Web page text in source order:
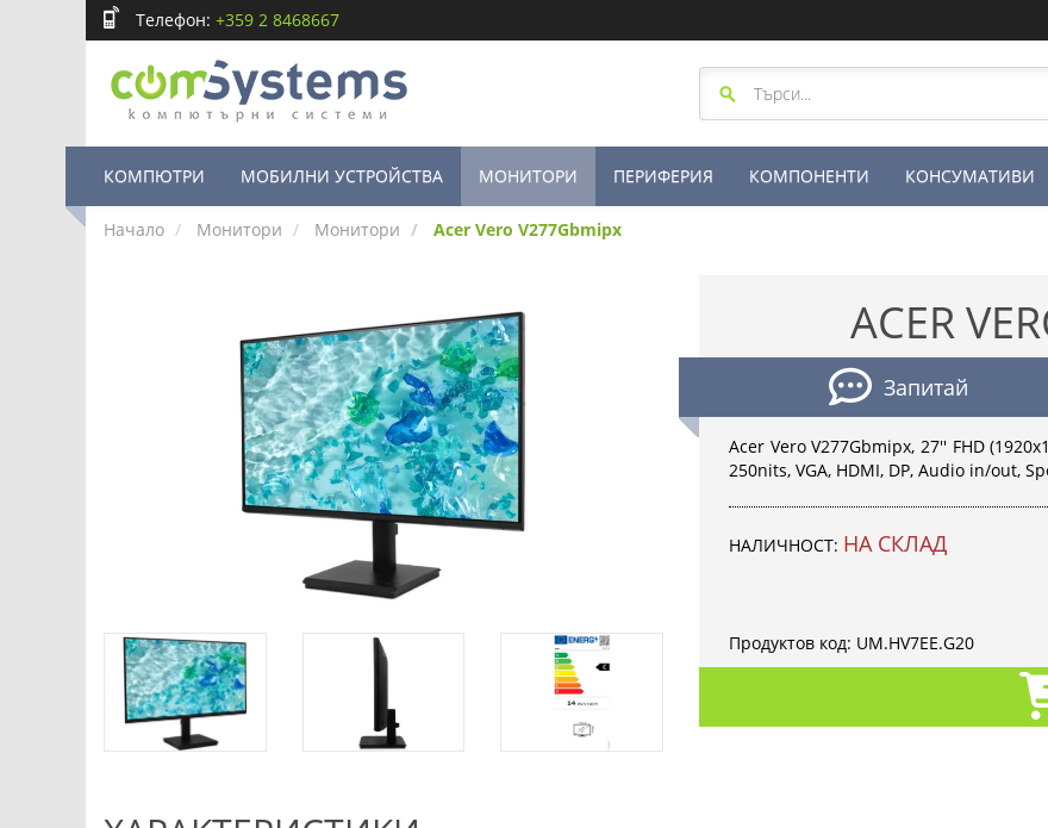
Телефон: +359 2 8468667
КОМПЮТРИ МОБИЛНИ УСТРОЙСТВА МОНИТОРИ ПЕРИФЕРИЯ КОМПОНЕНТИ КОНСУМАТИВИ
Начало Монитори Монитори Acer Vero V277Gbmipx
ACER
Запитай
Acer Vero V277Gbmipx, 27'' FHD
250nits, VGA, HDMI, DP, Audio in/out,
НАЛИЧНОСТ: НА СКЛАД
Продуктов код: UM.HV7EE.G20